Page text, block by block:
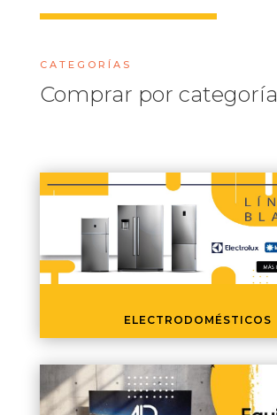
CATEGORÍAS
Comprar por categoría
ELECTRODOMÉSTICOS